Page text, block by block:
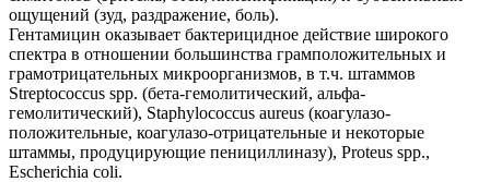
ощущений (зуд, раздражение, боль).
Гентамицин оказывает бактерицидное действие широкого
спектра в отношении большинства грамположительных и
грамотрицательных микроорганизмов, в т.ч. штаммов
Streptococcus spp. (бета-гемолитический, альфа-
гемолитический), Staphylococcus aureus (коагулазо-
положительные, коагулазо-отрицательные и некоторые
штаммы, продуцирующие пенициллиназу), Proteus spp.,
Escherichia coli.